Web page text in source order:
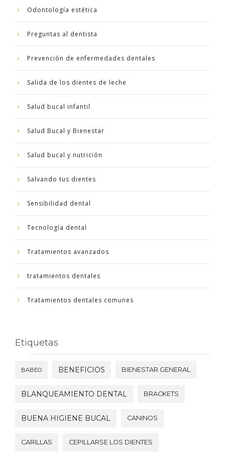
Odontología estética
Preguntas al dentista
Prevención de enfermedades dentales
Salida de los dientes de leche
Salud bucal infantil
Salud Bucal y Bienestar
Salud bucal y nutrición
Salvando tus dientes
Sensibilidad dental
Tecnología dental
Tratamientos avanzados
tratamientos dentales
Tratamientos dentales comunes
Etiquetas
BABEO BENEFICIOS BIENESTAR GENERAL
BLANQUEAMIENTO DENTAL BRACKETS
BUENA HIGIENE BUCAL CANINOS
CARILLAS CEPILLARSE LOS DIENTES